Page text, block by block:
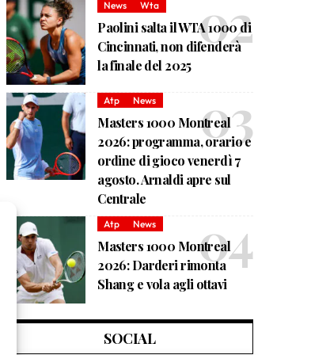
News Wta
Paolini salta il WTA 1000 di
Cincinnati, non difenderà
la finale del 2025
Atp News
Masters 1000 Montreal
2026: programma, orario e
ordine di gioco venerdì 7
agosto. Arnaldi apre sul
Centrale
Atp News
Masters 1000 Montreal
2026: Darderi rimonta
Shang e vola agli ottavi
SOCIAL